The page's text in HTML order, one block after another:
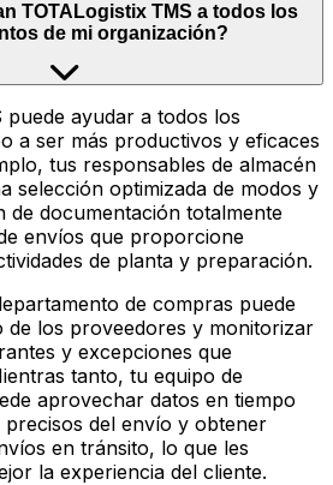
TOTALogistix TMS a todos los
de mi organización?
ayudar a todos los
a ser más productivos y eficaces
tus responsables de almacén
selección optimizada de modos y
de documentación totalmente
envíos que proporcione
de planta y preparación.
de compras puede
de los proveedores y monitorizar
y excepciones que
tanto, tu equipo de
aprovechar datos en tiempo
del envío y obtener
en tránsito, lo que les
la experiencia del cliente.